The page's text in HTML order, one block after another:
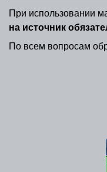
При использовании
на источник
По всем вопросам